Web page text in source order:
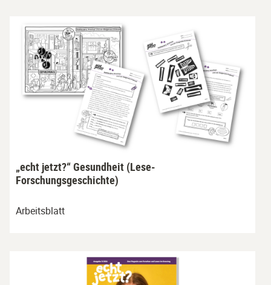
„echt jetzt?“ Gesundheit (Lese-
Forschungsgeschichte)
Arbeitsblatt